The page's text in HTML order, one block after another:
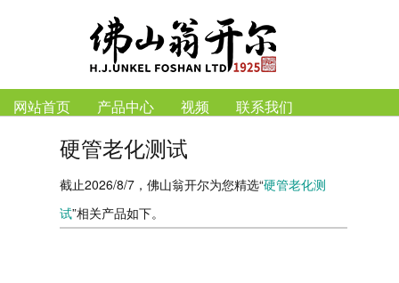
网站首页 产品中心 视频 联系我们
硬管老化测试
截止2026/8/7，佛山翁开尔为您精选“硬管老化测
试”相关产品如下。